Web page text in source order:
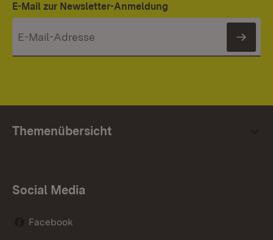
E-Mail zur Newsletter-Anmeldung
Themenübersicht
Social Media
Facebook